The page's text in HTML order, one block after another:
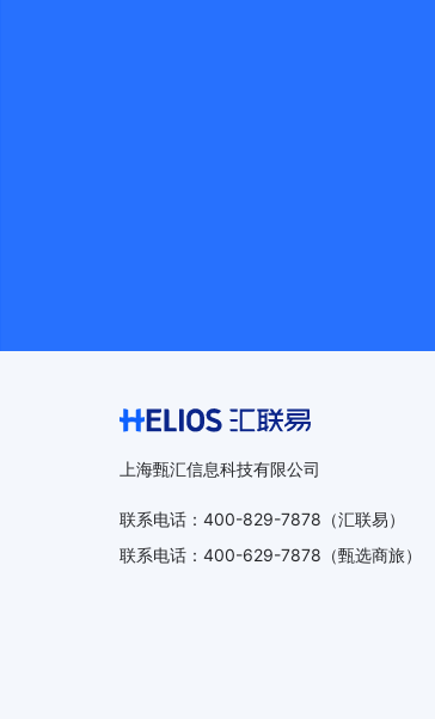
上海甄汇信息科技有限公司
联系电话 ： 400-829-7878 （汇联易）
联系电话 ： 400-629-7878 （甄选商旅）